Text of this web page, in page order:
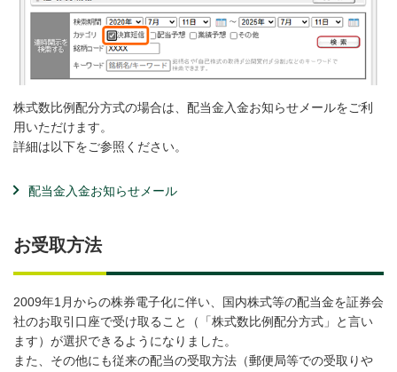
株式数比例配分方式の場合は、配当金入金お知らせメールをご利
用いただけます。
詳細は以下をご参照ください。
配当金入金お知らせメール
お受取方法
2009年1月からの株券電子化に伴い、国内株式等の配当金を証券会
社のお取引口座で受け取ること（「株式数比例配分方式」と言い
ます）が選択できるようになりました。
また、その他にも従来の配当の受取方法（郵便局等での受取りや